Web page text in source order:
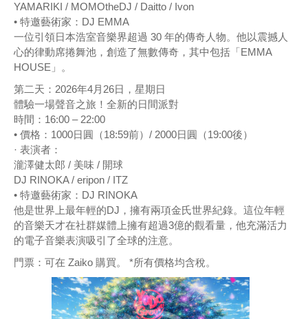
YAMARIKI / MOMOtheDJ / Daitto / Ivon
• 特邀藝術家：DJ EMMA
一位引領日本浩室音樂界超過 30 年的傳奇人物。他以震撼人
心的律動席捲舞池，創造了無數傳奇，其中包括「EMMA
HOUSE」。
第二天：2026年4月26日，星期日
體驗一場聲音之旅！全新的日間派對
時間：16:00 – 22:00
• 價格：1000日圓（18:59前）/ 2000日圓（19:00後）
· 表演者：
瀧澤健太郎 / 美味 / 開球
DJ RINOKA / eripon / ITZ
• 特邀藝術家：DJ RINOKA
他是世界上最年輕的DJ，擁有兩項金氏世界紀錄。這位年輕
的音樂天才在社群媒體上擁有超過3億的觀看量，他充滿活力
的電子音樂表演吸引了全球的注意。
門票：可在 Zaiko 購買。 *所有價格均含稅。